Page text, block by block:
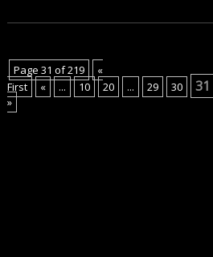
Page 31 of 219
«
First
« ... 10 20 ... 29 30 31
»